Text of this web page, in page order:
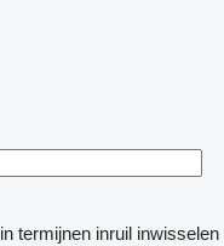
in termijnen inruil inwisselen